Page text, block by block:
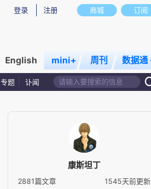
商城 订阅
登录 注册
English mini+ 周刊 数据通
专题 讣闻
康斯坦丁
2881篇文章
1545天前更新